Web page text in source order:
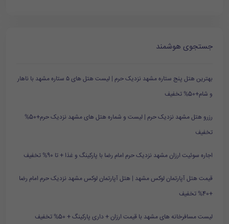
جستجوی هوشمند
بهترین هتل پنج ستاره مشهد نزدیک حرم | لیست هتل های ۵ ستاره مشهد با ناهار
و شام+50% تخفیف
رزرو هتل مشهد نزدیک حرم | لیست و شماره هتل های مشهد نزدیک حرم+50%
تخفیف
اجاره سوئیت ارزان مشهد نزدیک حرم امام رضا با پارکینگ و غذا + تا 90% تخفیف
قیمت هتل آپارتمان لوکس مشهد | هتل آپارتمان لوکس مشهد نزدیک حرم امام رضا
+40% تخفیف
لیست مسافرخانه های مشهد با قیمت ارزان + داری پارکینگ + 50% تخفیف